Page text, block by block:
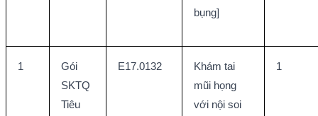
bụng]
1
Gói
SKTQ
Tiêu
E17.0132
Khám tai
mũi họng
với nội soi
1